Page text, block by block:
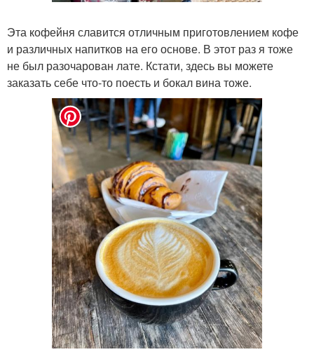
Эта кофейня славится отличным приготовлением кофе
и различных напитков на его основе. В этот раз я тоже
не был разочарован лате. Кстати, здесь вы можете
заказать себе что-то поесть и бокал вина тоже.